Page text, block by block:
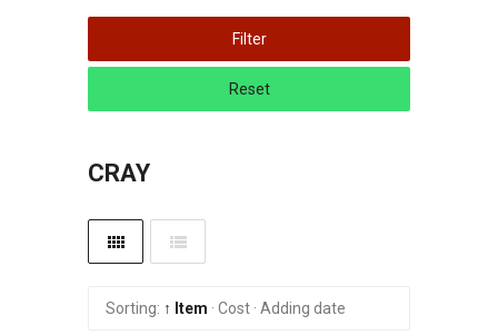
Filter
Reset
CRAY
Sorting: ↑ Item · Cost · Adding date